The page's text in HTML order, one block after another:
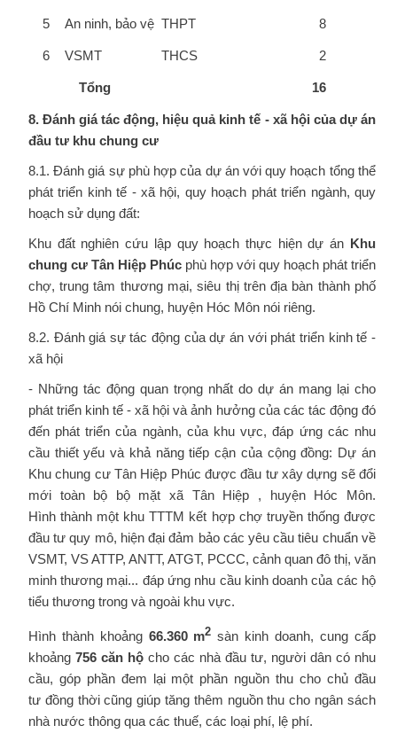
5 An ninh, bảo vệ THPT 8
6 VSMT THCS 2
Tổng 16
8. Đánh giá tác động, hiệu quả kinh tế - xã hội của dự án
đầu tư khu chung cư
8.1. Đánh giá sự phù hợp của dự án với quy hoạch tổng thể
phát triển kinh tế - xã hội, quy hoạch phát triển ngành, quy
hoạch sử dụng đất:
Khu đất nghiên cứu lập quy hoạch thực hiện dự án Khu
chung cư Tân Hiệp Phúcphù hợp với quy hoạch phát triển
chợ, trung tâm thương mại, siêu thị trên địa bàn thành phố
Hồ Chí Minh nói chung, huyện Hóc Môn nói riêng.
8.2. Đánh giá sự tác động của dự án với phát triển kinh tế -
xã hội
- Những tác động quan trọng nhất do dự án mang lại cho
phát triển kinh tế - xã hội và ảnh hưởng của các tác động đó
đến phát triển của ngành, của khu vực, đáp ứng các nhu
cầu thiết yếu và khả năng tiếp cận của cộng đồng: Dự án
Khu chung cư Tân Hiệp Phúc được đầu tư xây dựng sẽ đổi
mới toàn bộ bộ mặt xã Tân Hiệp , huyện Hóc Môn.
Hình thành một khu TTTM kết hợp chợ truyền thống được
đầu tư quy mô, hiện đại đảm bảo các yêu cầu tiêu chuẩn về
VSMT, VS ATTP, ANTT, ATGT, PCCC, cảnh quan đô thị, văn
minh thương mại... đáp ứng nhu cầu kinh doanh của các hộ
tiểu thương trong và ngoài khu vực.
Hình thành khoảng 66.360 m2 sàn kinh doanh, cung cấp
khoảng 756 căn hộcho các nhà đầu tư, người dân có nhu
cầu, góp phần đem lại một phần nguồn thu cho chủ đầu
tư đồng thời cũng giúp tăng thêm nguồn thu cho ngân sách
nhà nước thông qua các thuế, các loại phí, lệ phí.